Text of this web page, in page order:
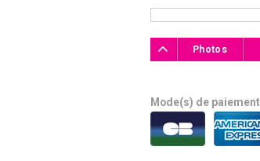
Photos
Mode(s) de paiement